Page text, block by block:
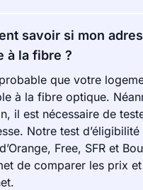
savoir si mon
à la fibre ?
que votre
à la fibre optique.
il est nécessaire de
Notre test
Free, SFR et
de comparer les prix